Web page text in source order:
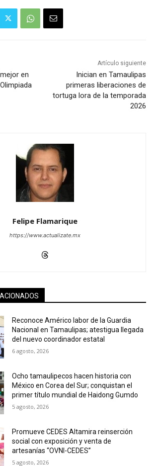
en
Artículo siguiente
Inician en Tamaulipas
primeras liberaciones de
tortuga lora de la temporada
2026
Felipe Flamarique
https://www.actualizate.mx
Reconoce Américo labor de la Guardia
Nacional en Tamaulipas; atestigua llegada
del nuevo coordinador estatal
6 agosto, 2026
Ocho tamaulipecos hacen historia con
México en Corea del Sur; conquistan el
primer título mundial de Haidong Gumdo
5 agosto, 2026
Promueve CEDES Altamira reinserción
social con exposición y venta de
artesanías “OVNI-CEDES”
5 agosto, 2026